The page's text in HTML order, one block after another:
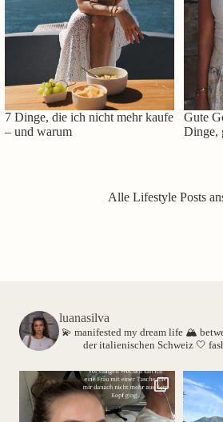
7 Dinge, die ich nicht mehr kaufe
– und warum
Gute
Dinge,
Alle Lifestyle Posts
luanasilva
💫 manifested my dream life 🏔️
der italienischen Schweiz 🤍